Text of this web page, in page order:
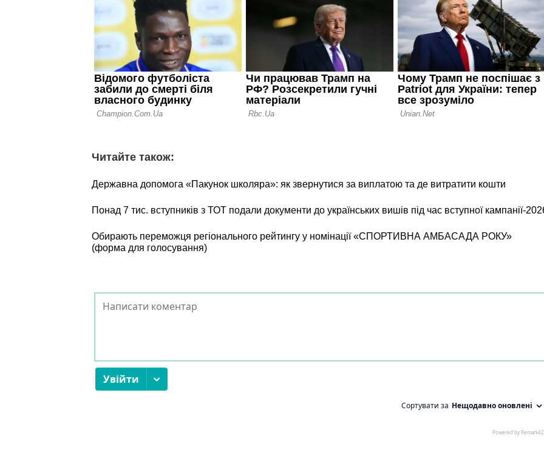
Читайте також:
Державна допомога «Пакунок школяра»: як звернутися за виплатою та де витратити кошти
Понад 7 тис. вступників з ТОТ подали документи до українських вишів під час вступної кампанії-
Обирають переможця регіонального рейтингу у номінації «СПОРТИВНА АМБАСАДА РОКУ»
(форма для голосування)